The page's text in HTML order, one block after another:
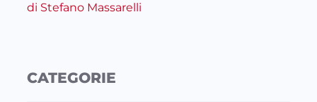
di Stefano Massarelli
CATEGORIE